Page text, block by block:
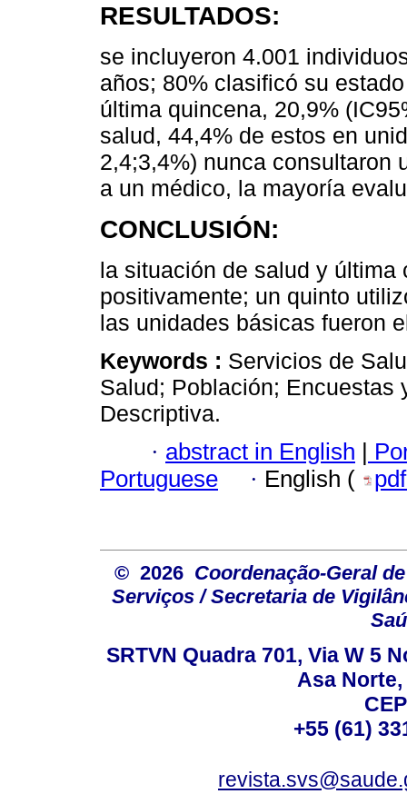
RESULTADOS:
se incluyeron 4.001
años; 80% clasificó su
última quincena, 20,9%
salud, 44,4% de estos en
2,4;3,4%) nunca consultaron
a un médico, la mayoría
CONCLUSIÓN:
la situación de salud y última
positivamente; un quinto
las unidades básicas fueron
Keywords : Servicios de
Salud; Población; Encuestas
Descriptiva.
· abstract in English
Portuguese
· English (
© 2026 Coordenação-Geral
Serviços / Secretaria de
SRTVN Quadra 701, Via W 5
Asa
+55 (61)